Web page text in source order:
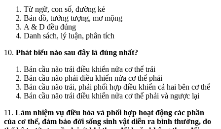
Từ ngữ, con số, đường kẻ
Bản đồ, tưởng tượng, mơ mộng
A & D đều đúng
Danh sách, lý luận, phân tích
10. Phát biểu nào sau đây là đúng nhất?
Bán cầu não trái điều khiển nửa cơ thể trái
Bán cầu não phải điều khiển nửa cơ thể phải
Bán cầu não trái, phải phối hợp điều khiển cả hai bên cơ thể
Bán cầu não trái điều khiển nửa cơ thể phải và ngược lại
11. Làm nhiệm vụ điều hòa và phối hợp hoạt động các phần
của cơ thể, đảm bảo đời sống sinh vật diễn ra bình thường, do